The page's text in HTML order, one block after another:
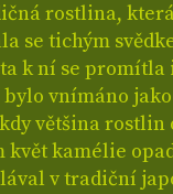
rostlina,
se tichým
k ní se promítla
vnímáno
většina rostlin
květ kamélie
v tradiční